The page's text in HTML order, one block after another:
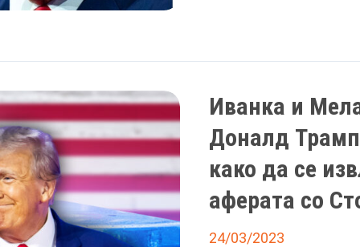
Трамп
дека
ќе
му
уништи
кариереата
Иванка и
Доналд
како да се
аферата со
24/03/2023